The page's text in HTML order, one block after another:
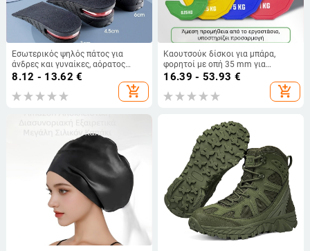
Εσωτερικός ψηλός πάτος για
άνδρες και γυναίκες, αόρατος
αθλητικός πάτος με μαλακό πάτο,
κραδασμός, μαξιλάρι αέρα με
8.12 - 13.62 €
add_shopping_cart
Καουτσούκ δίσκοι για μπάρα,
φορητοί με οπή 35 mm για
αλτήρες
16.39 - 53.93 €
add_shopping_cart